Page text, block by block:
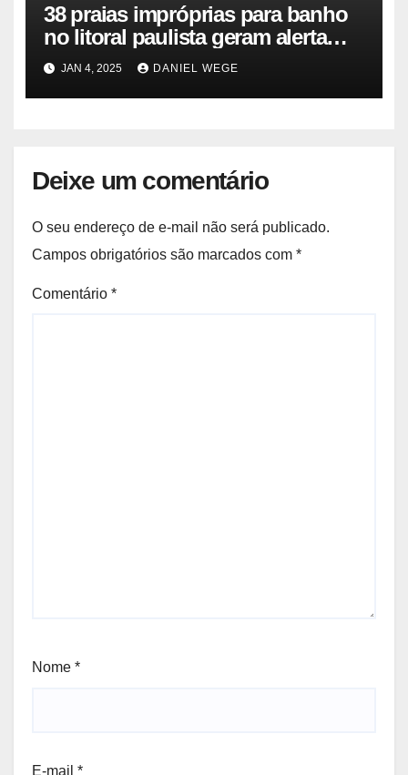
38 praias impróprias para banho
no litoral paulista geram alerta
ambiental e de saúde pública
JAN 4, 2025 DANIEL WEGE
Deixe um comentário
O seu endereço de e-mail não será publicado.
Campos obrigatórios são marcados com *
Comentário *
Nome *
E-mail *